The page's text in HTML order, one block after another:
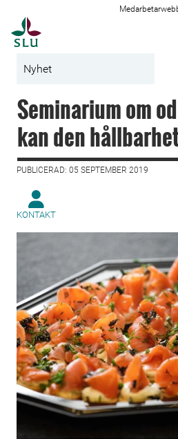
Nyhet
Seminarium om
kan den
PUBLICERAD: 05 SEPTEMBER 2019
KONTAKT